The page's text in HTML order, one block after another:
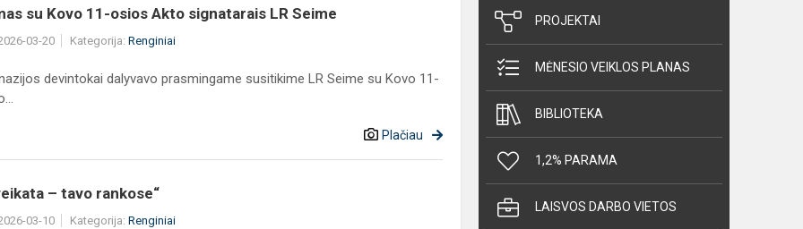
su Kovo 11-osios Akto signatarais LR Seime
03-20 Kategorija: Renginiai
devintokai dalyvavo prasmingame susitikime LR Seime su Kovo 11-
Plačiau
– tavo rankose“
03-10 Kategorija: Renginiai
PROJEKTAI
MĖNESIO VEIKLOS PLANAS
BIBLIOTEKA
1,2% PARAMA
LAISVOS DARBO VIETOS